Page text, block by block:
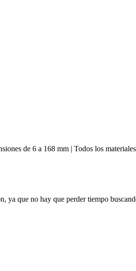
de 6 a 168 mm | Todos los
que no hay que perder tiempo